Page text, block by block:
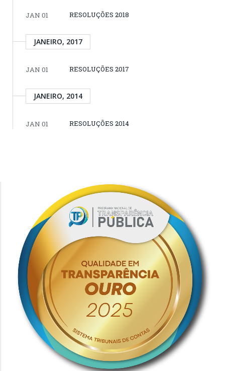
JAN 01 RESOLUÇÕES 2018
JANEIRO, 2017
JAN 01 RESOLUÇÕES 2017
JANEIRO, 2014
JAN 01 RESOLUÇÕES 2014